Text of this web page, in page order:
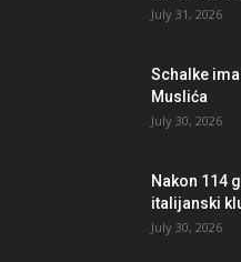
July 31, 2026
Schalke
Muslića
July 30, 2026
Nakon 114
italijanski
July 30, 2026